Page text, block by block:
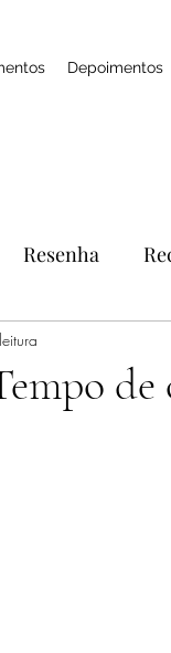
Depoimentos
Resenha
SPA